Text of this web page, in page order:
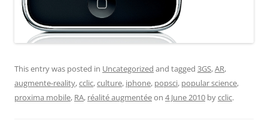
This entry was posted in Uncategorized and tagged 3GS,AR,
augmente-reality,cclic,culture, iphone, popsci, popular science,
proxima mobile, RA, réalité augmentéeon 4 June 2010 bycclic.